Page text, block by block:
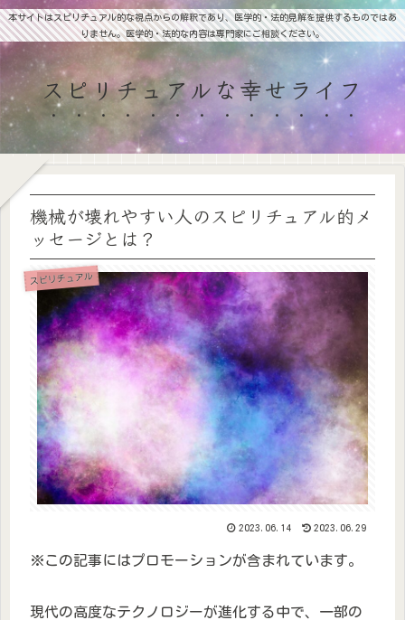
本サイトはスピリチュアル的な視点からの解釈であり、医学的・法的見解を提供するものではあ
りません。医学的・法的な内容は専門家にご相談ください。
スピリチュアルな幸せライフ
機械が壊れやすい人のスピリチュアル的メ
ッセージとは？
スピリチュアル
2023.06.14 2023.06.29
※この記事にはプロモーションが含まれています。
現代の高度なテクノロジーが進化する中で、一部の